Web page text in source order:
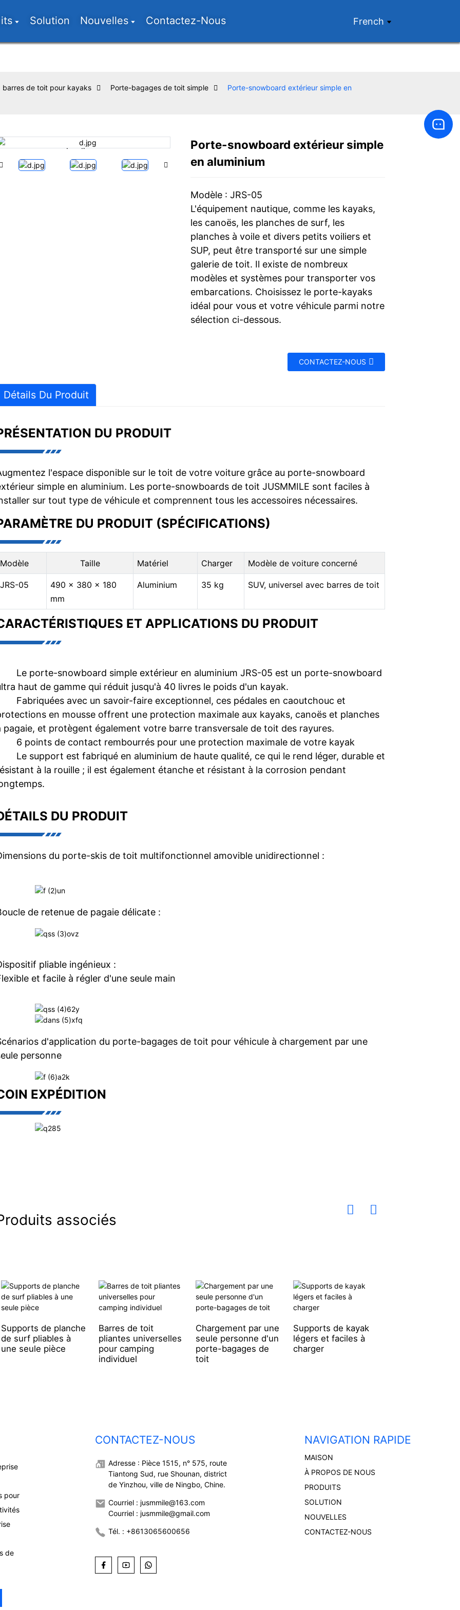
Solution Nouvelles Contactez-Nous French
barres de toit pour kayaks Porte-bagages de toit simple Porte-snowboard extérieur simple en
Loading...
Loading... Loading...
Loading...
Porte-snowboard extérieur simple
en aluminium
Modèle : JRS-05
L'équipement nautique, comme les kayaks,
les canoës, les planches de surf, les
planches à voile et divers petits voiliers et
SUP, peut être transporté sur une simple
galerie de toit. Il existe de nombreux
modèles et systèmes pour transporter vos
embarcations. Choisissez le porte-kayaks
idéal pour vous et votre véhicule parmi notre
sélection ci-dessous.
CONTACTEZ-NOUS
Détails Du Produit
DU PRODUIT
l'espace disponible sur le toit de votre voiture grâce au porte-snowboard
simple en aluminium. Les porte-snowboards de toit JUSMMILE sont faciles à
sur tout type de véhicule et comprennent tous les accessoires nécessaires.
DU PRODUIT (SPÉCIFICATIONS)
Modèle Taille Matériel Charger Modèle de voiture concerné
JRS-05
490 x 380 x 180
mm
Aluminium 35 kg SUV, universel avec barres de toit
ET APPLICATIONS DU PRODUIT
Le porte-snowboard simple extérieur en aluminium JRS-05 est un porte-snowboard
haut de gamme qui réduit jusqu'à 40 livres le poids d'un kayak.
Fabriquées avec un savoir-faire exceptionnel, ces pédales en caoutchouc et
en mousse offrent une protection maximale aux kayaks, canoës et planches
pagaie, et protègent également votre barre transversale de toit des rayures.
6 points de contact rembourrés pour une protection maximale de votre kayak
Le support est fabriqué en aluminium de haute qualité, ce qui le rend léger, durable et
à la rouille ; il est également étanche et résistant à la corrosion pendant
DU PRODUIT
du porte-skis de toit multifonctionnel amovible unidirectionnel :
de retenue de pagaie délicate :
pliable ingénieux :
et facile à régler d'une seule main
d'application du porte-bagages de toit pour véhicule à chargement par une
personne
EXPÉDITION
associés
Supports de planche
de surf pliables à
une seule pièce
Barres de toit
pliantes universelles
pour camping
individuel
Chargement par une
seule personne d'un
porte-bagages de
toit
Supports de kayak
légers et faciles à
charger
pour
de
CONTACTEZ-NOUS
Adresse : Pièce 1515, n° 575, route
Tiantong Sud, rue Shounan, district
de Yinzhou, ville de Ningbo, Chine.
Courriel : jusmmile@163.com
Courriel : jusmmile@gmail.com
Tél. : +8613065600656
NAVIGATION RAPIDE
MAISON
À PROPOS DE NOUS
PRODUITS
SOLUTION
NOUVELLES
CONTACTEZ-NOUS